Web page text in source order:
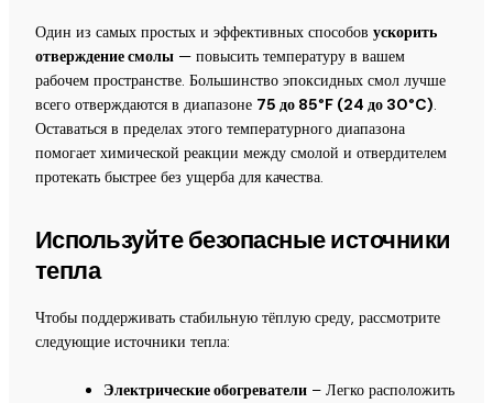
Один из самых простых и эффективных способов ускорить
отверждение смолы— повысить температуру в вашем
рабочем пространстве. Большинство эпоксидных смол лучше
всего отверждаются в диапазоне 75 до 85°F (24 до 30°C).
Оставаться в пределах этого температурного диапазона
помогает химической реакции между смолой и отвердителем
протекать быстрее без ущерба для качества.
Используйте безопасные источники
тепла
Чтобы поддерживать стабильную тёплую среду, рассмотрите
следующие источники тепла:
Электрические обогреватели– Легко расположить